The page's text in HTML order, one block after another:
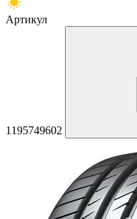
Артикул
1195749602